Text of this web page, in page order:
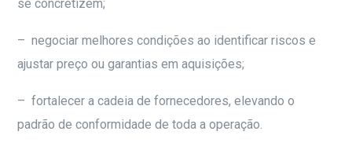
se concretizem;
– negociar melhores condições ao identificar riscos e
ajustar preço ou garantias em aquisições;
– fortalecer a cadeia de fornecedores, elevando o
padrão de conformidade de toda a operação.